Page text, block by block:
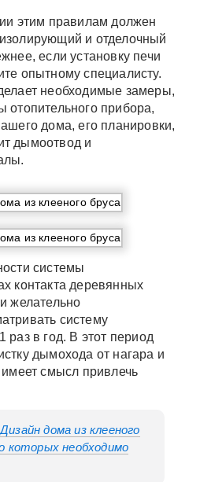
этим правилам должен
и отделочный
если установку печи
опытному специалисту.
необходимые замеры,
отопительного прибора,
дома, его планировки,
дымоотвод и
системы
контакта деревянных
желательно
систему
в год. В этот период
дымохода от нагара и
смысл привлечь
Дизайн дома из клееного
которых необходимо